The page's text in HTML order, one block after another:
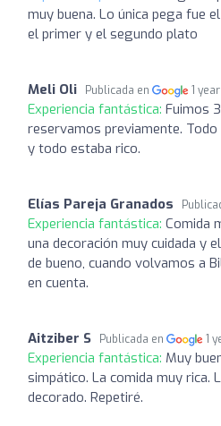
muy buena. Lo única pega fue
el primer y el segundo plato
Meli Oli Publicada en 1
Experiencia fantástica: Fuimos
reservamos previamente. Todo
y todo estaba rico.
Elías Pareja Granados
Experiencia fantástica: Comida
una decoración muy cuidada y
de bueno, cuando volvamos a
en cuenta.
Aitziber S Publicada en 1
Experiencia fantástica: Muy
simpático. La comida muy rica.
decorado. Repetiré.